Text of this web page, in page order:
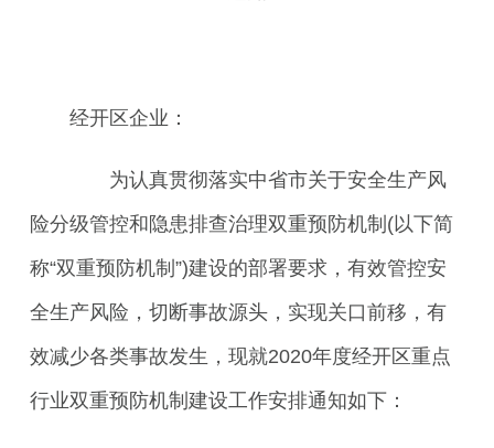
经开区企业：
为认真贯彻落实中省市关于安全生产风
险分级管控和隐患排查治理双重预防机制(以下简
称“双重预防机制”)建设的部署要求，有效管控安
全生产风险，切断事故源头，实现关口前移，有
效减少各类事故发生，现就2020年度经开区重点
行业双重预防机制建设工作安排通知如下：